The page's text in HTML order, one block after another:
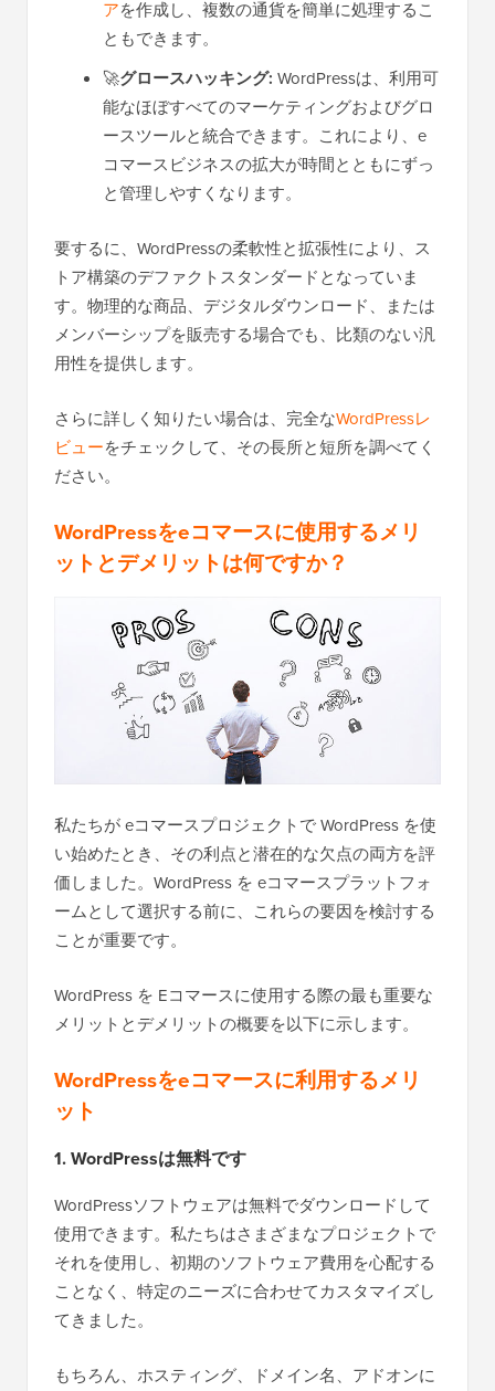
アを作成し、複数の通貨を簡単に処理するこ
ともできます。
🚀グロースハッキング: WordPressは、利用可
能なほぼすべてのマーケティングおよびグロ
ースツールと統合できます。これにより、e
コマースビジネスの拡大が時間とともにずっ
と管理しやすくなります。
要するに、WordPressの柔軟性と拡張性により、ス
トア構築のデファクトスタンダードとなっていま
す。物理的な商品、デジタルダウンロード、または
メンバーシップを販売する場合でも、比類のない汎
用性を提供します。
さらに詳しく知りたい場合は、完全なWordPressレ
ビューをチェックして、その長所と短所を調べてく
ださい。
WordPressをeコマースに使用するメリ
ットとデメリットは何ですか？
私たちが eコマースプロジェクトで WordPress を使
い始めたとき、その利点と潜在的な欠点の両方を評
価しました。WordPress を eコマースプラットフォ
ームとして選択する前に、これらの要因を検討する
ことが重要です。
WordPress を Eコマースに使用する際の最も重要な
メリットとデメリットの概要を以下に示します。
WordPressをeコマースに利用するメリ
ット
1. WordPressは無料です
WordPressソフトウェアは無料でダウンロードして
使用できます。私たちはさまざまなプロジェクトで
それを使用し、初期のソフトウェア費用を心配する
ことなく、特定のニーズに合わせてカスタマイズし
てきました。
もちろん、ホスティング、ドメイン名、アドオンに